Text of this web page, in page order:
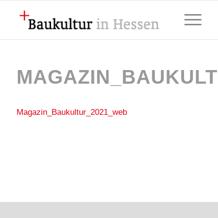
Magazin_Baukultur_2021_web